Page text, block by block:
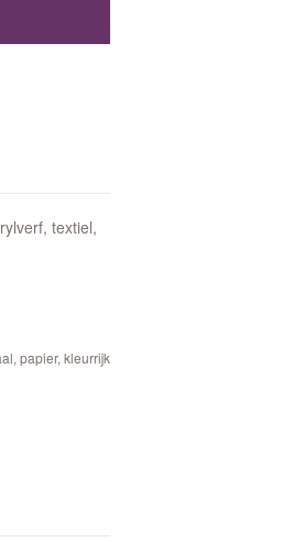
textiel,
papier, kleurrijk